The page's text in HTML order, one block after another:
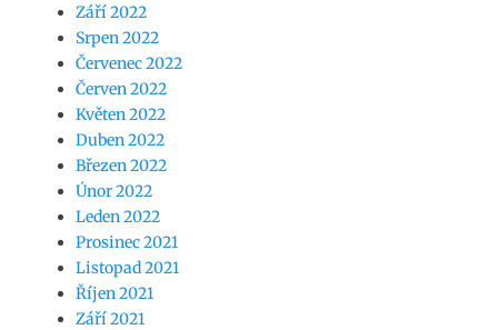
Září 2022
Srpen 2022
Červenec 2022
Červen 2022
Květen 2022
Duben 2022
Březen 2022
Únor 2022
Leden 2022
Prosinec 2021
Listopad 2021
Říjen 2021
Září 2021